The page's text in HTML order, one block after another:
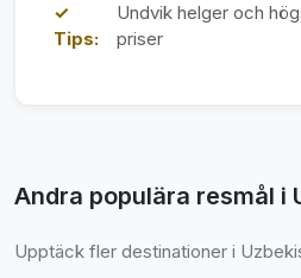
✓
Tips:
Undvik helger och
priser
Andra populära resmål i
Upptäck fler destinationer i